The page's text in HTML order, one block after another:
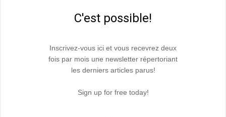
C'est possible!
Inscrivez-vous ici et vous recevrez deux
fois par mois une newsletter répertoriant
les derniers articles parus!
Sign up for free today!